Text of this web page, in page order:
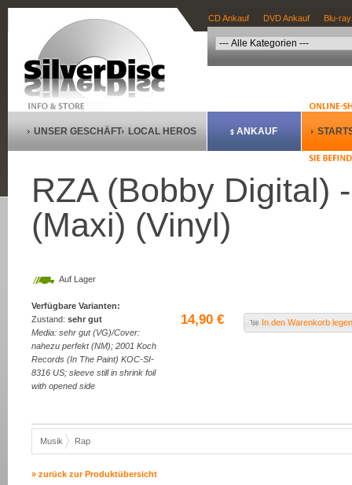
CD Ankauf DVD Ankauf Blu-
UNSER GESCHÄFT LOCAL HEROS ANKAUF
RZA (Bobby Digital)
(Maxi) (Vinyl)
Auf Lager
Verfügbare Varianten:
Zustand: sehr gut
Media: sehr gut (VG)/Cover:
nahezu perfekt (NM); 2001 Koch
Records (In The Paint) KOC-SI-
8316 US; sleeve still in shrink foil
with opened side
14,90 € In den Warenkorb
Musik Rap
» zurück zur Produktübersicht